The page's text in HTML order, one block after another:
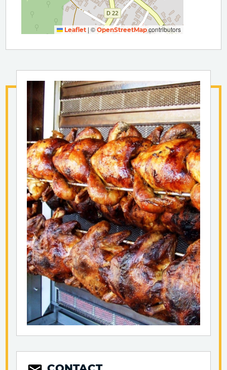
Leaflet | ©OpenStreetMap contributors